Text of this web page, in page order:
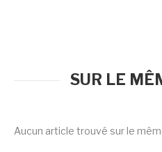
SUR LE
Aucun article trouvé sur le